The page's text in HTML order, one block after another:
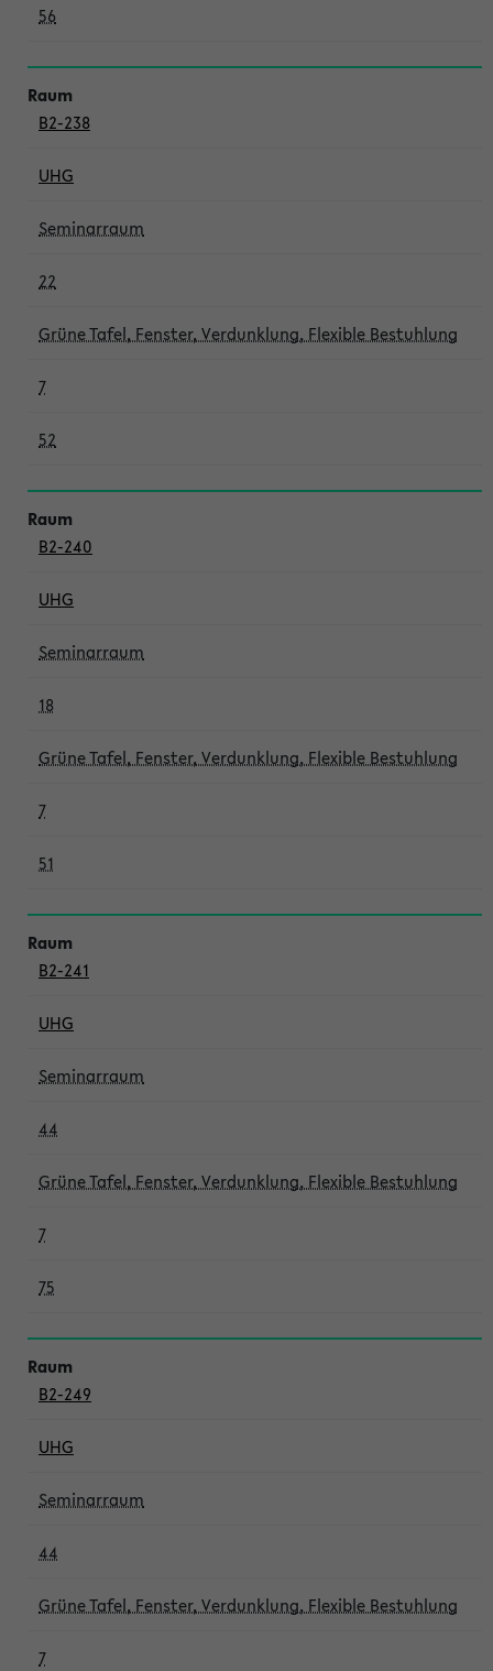
56
B2-238
UHG
Seminarraum
22
Grüne Tafel, Fenster, Verdunklung, Flexible Bestuhlung
7
52
B2-240
UHG
Seminarraum
18
Grüne Tafel, Fenster, Verdunklung, Flexible Bestuhlung
7
51
B2-241
UHG
Seminarraum
44
Grüne Tafel, Fenster, Verdunklung, Flexible Bestuhlung
7
75
B2-249
UHG
Seminarraum
44
Grüne Tafel, Fenster, Verdunklung, Flexible Bestuhlung
7